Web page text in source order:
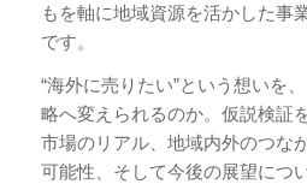
もを軸に地域資源を活かした事
です。
“海外に売りたい”という想いを
略へ変えられるのか。仮説検証
市場のリアル、地域内外のつな
可能性、そして今後の展望につ